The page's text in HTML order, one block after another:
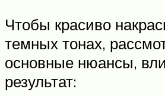
Чтобы красиво
темных тонах,
основные нюансы,
результат: